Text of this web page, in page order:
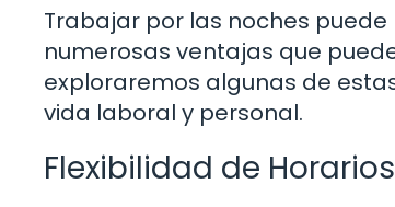
Trabajar por las noches
numerosas ventajas que
exploraremos algunas de
vida laboral y personal.
Flexibilidad de Horarios